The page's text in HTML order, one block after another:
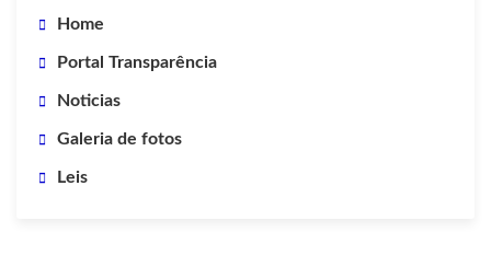
Home
Portal Transparência
Noticias
Galeria de fotos
Leis